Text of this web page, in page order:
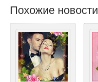
Похожие новости